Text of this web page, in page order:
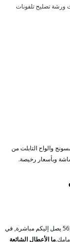
ورشة تصليح تلفونات
والواح التابلت من
وبأسعار رخيصة.
نعم بكل تأكيد, بعد طلب الخدمة من الفني على الرقم 56585547 يصل إليكم مباشرة, في
ما الأعطال الشائعة